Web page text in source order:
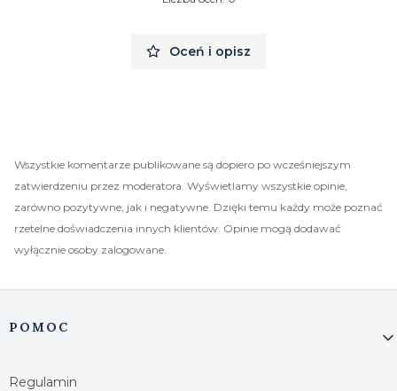
Oceń i opisz
Wszystkie komentarze publikowane są dopiero po wcześniejszym
zatwierdzeniu przez moderatora. Wyświetlamy wszystkie opinie,
zarówno pozytywne, jak i negatywne. Dzięki temu każdy może poznać
rzetelne doświadczenia innych klientów. Opinie mogą dodawać
wyłącznie osoby zalogowane.
Linki w stopce
POMOC
Regulamin